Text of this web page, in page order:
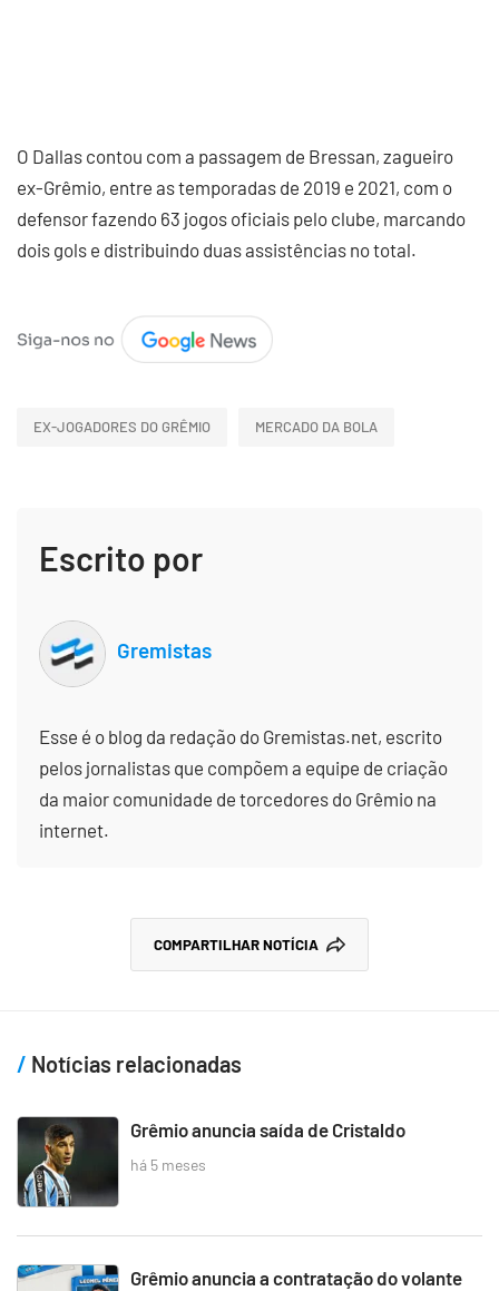
O Dallas contou com a passagem de Bressan, zagueiro
ex-Grêmio, entre as temporadas de 2019 e 2021, com o
defensor fazendo 63 jogos oficiais pelo clube, marcando
dois gols e distribuindo duas assistências no total.
EX-JOGADORES DO GRÊMIO MERCADO DA BOLA
Escrito por
Gremistas
Esse é o blog da redação do Gremistas.net, escrito
pelos jornalistas que compõem a equipe de criação
da maior comunidade de torcedores do Grêmio na
internet.
COMPARTILHAR NOTÍCIA
Notícias relacionadas
Grêmio anuncia saída de Cristaldo
há 5 meses
Grêmio anuncia a contratação do volante